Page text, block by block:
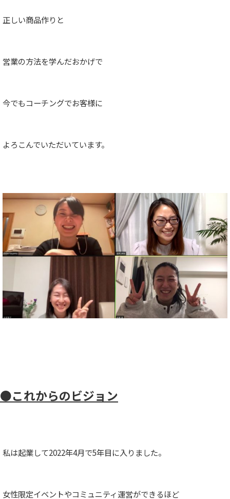
正しい商品作りと
営業の方法を学んだおかげで
今でもコーチングでお客様に
よろこんでいただいています。
●これからのビジョン
私は起業して2022年4月で5年目に入りました。
女性限定イベントやコミュニティ運営ができるほど